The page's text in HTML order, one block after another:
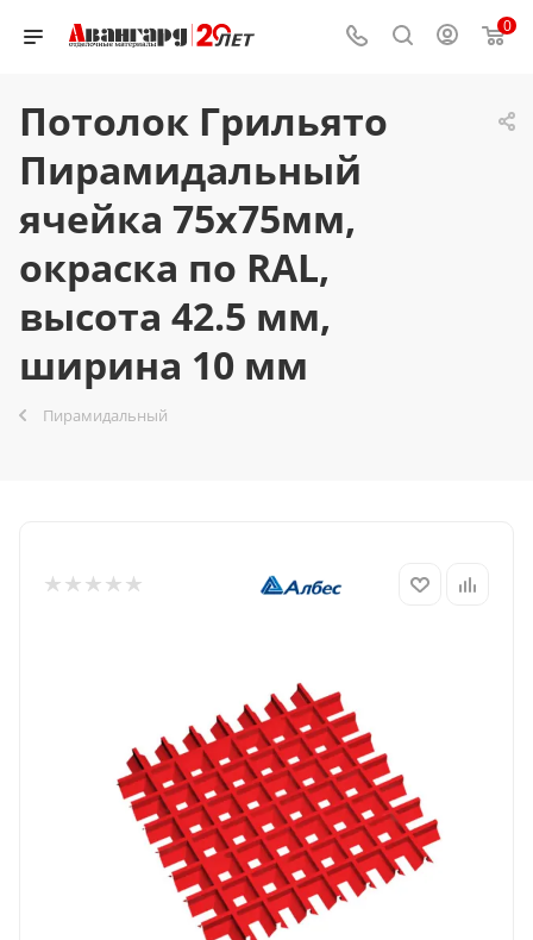
0
Потолок Грильято
Пирамидальный
ячейка 75х75мм,
окраска по RAL,
высота 42.5 мм,
ширина 10 мм
Пирамидальный